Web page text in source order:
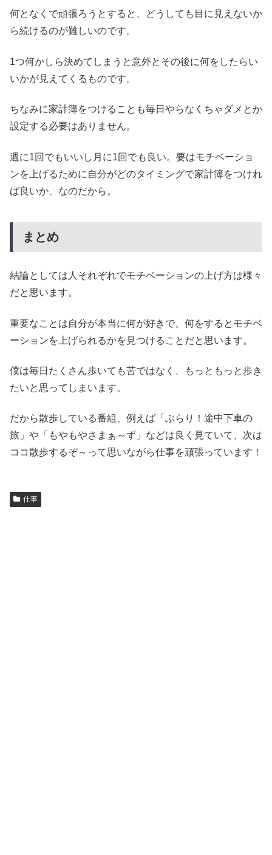
何となくで頑張ろうとすると、どうしても目に見えないか
ら続けるのが難しいのです。
1つ何かしら決めてしまうと意外とその後に何をしたらい
いかが見えてくるものです。
ちなみに家計簿をつけることも毎日やらなくちゃダメとか
設定する必要はありません。
週に1回でもいいし月に1回でも良い。要はモチベーショ
ンを上げるために自分がどのタイミングで家計簿をつけれ
ば良いか、なのだから。
まとめ
結論としては人それぞれでモチベーションの上げ方は様々
だと思います。
重要なことは自分が本当に何が好きで、何をするとモチベ
ーションを上げられるかを見つけることだと思います。
僕は毎日たくさん歩いても苦ではなく、もっともっと歩き
たいと思ってしまいます。
だから散歩している番組、例えば「ぶらり！途中下車の
旅」や「もやもやさまぁ～ず」などは良く見ていて、次は
ココ散歩するぞ～って思いながら仕事を頑張っています！
仕事